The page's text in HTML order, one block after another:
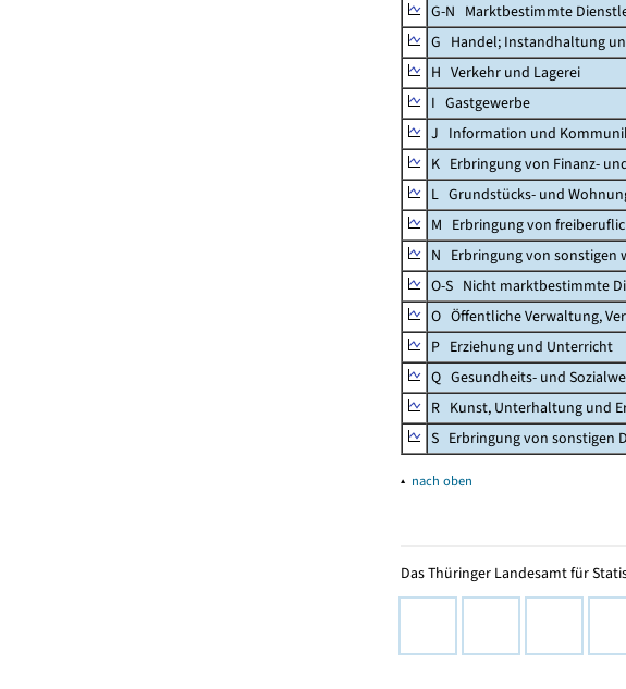
G-N Marktbestimmte
G Handel; Instandhaltung
H Verkehr und Lagerei
I Gastgewerbe
J Information und
K Erbringung von Finanz-
L Grundstücks- und
M Erbringung von
N Erbringung von sonstigen
O-S Nicht marktbestimmte
O Öffentliche Verwaltung,
P Erziehung und Unterricht
Q Gesundheits- und
R Kunst, Unterhaltung und
S Erbringung von sonstigen
▴ nach oben
Das Thüringer Landesamt für